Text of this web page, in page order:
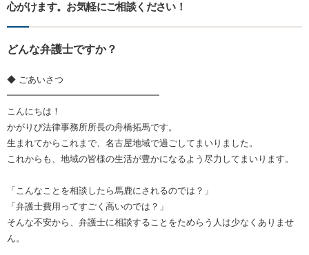
心がけます。お気軽にご相談ください！
どんな弁護士ですか？
◆ ごあいさつ
━━━━━━━━━━━━━━━━━
こんにちは！
かがりび法律事務所所長の舟橋拓馬です。
生まれてからこれまで、名古屋地域で過ごしてまいりました。
これからも、地域の皆様の生活が豊かになるよう尽力してまいります。
「こんなことを相談したら馬鹿にされるのでは？」
「弁護士費用ってすごく高いのでは？」
そんな不安から、弁護士に相談することをためらう人は少なくありませ
ん。